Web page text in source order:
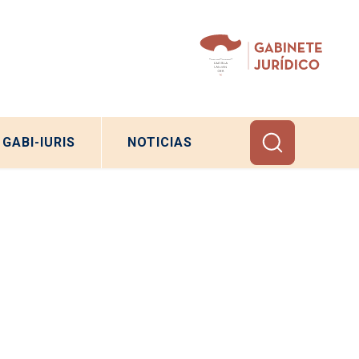
GABI-IURIS NOTICIAS